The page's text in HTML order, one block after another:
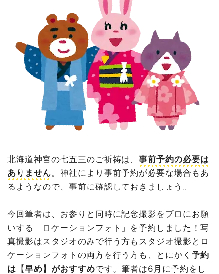
北海道神宮の七五三のご祈祷は、事前予約の必要は
ありません。神社により事前予約が必要な場合もあ
るようなので、事前に確認しておきましょう。
今回筆者は、お参りと同時に記念撮影をプロにお願
いする「ロケーションフォト」を予約しました！写
真撮影はスタジオのみで行う方もスタジオ撮影とロ
ケーションフォトの両方を行う方も、とにかく予約
は【早め】がおすすめです。筆者は6月に予約をし